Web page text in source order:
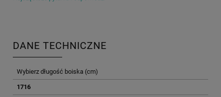
DANE TECHNICZNE
Wybierz długość boiska (cm)
1716